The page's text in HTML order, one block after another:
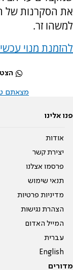
את הסקרנות של
למשהו זר.
להזמנת מנוי
מצאתם
פנו אלינו
אודות
יצירת קשר
פרסמו אצלנו
תנאי שימוש
מדיניות פרטיות
הצהרת נגישות
המייל האדום
עברית
English
מדורים